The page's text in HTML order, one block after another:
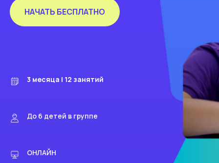
НАЧАТЬ БЕСПЛАТНО
3 месяца | 12 занятий
До 6 детей в группе
ОНЛАЙН